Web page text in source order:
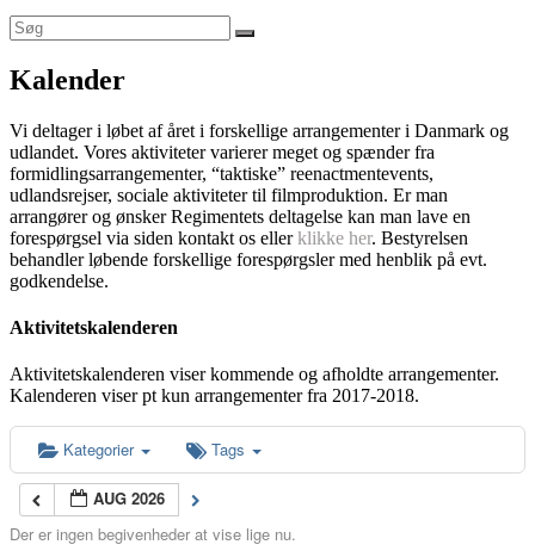
Kalender
Vi deltager i løbet af året i forskellige arrangementer i Danmark og
udlandet. Vores aktiviteter varierer meget og spænder fra
formidlingsarrangementer, “taktiske” reenactmentevents,
udlandsrejser, sociale aktiviteter til filmproduktion. Er man
arrangører og ønsker Regimentets deltagelse kan man lave en
forespørgsel via siden kontakt os ellerklikke her. Bestyrelsen
behandler løbende forskellige forespørgsler med henblik på evt.
godkendelse.
Aktivitetskalenderen
Aktivitetskalenderen viser kommende og afholdte arrangementer.
Kalenderen viser pt kun arrangementer fra 2017-2018.
Kategorier Tags
AUG 2026
Der er ingen begivenheder at vise lige nu.